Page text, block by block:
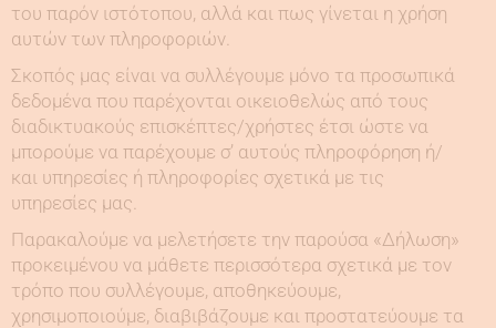
του παρόν ιστότοπου, αλλά και πως γίνεται η χρήση
αυτών των πληροφοριών.
Σκοπός μας είναι να συλλέγουμε μόνο τα προσωπικά
δεδομένα που παρέχονται οικειοθελώς από τους
διαδικτυακούς επισκέπτες/χρήστες έτσι ώστε να
μπορούμε να παρέχουμε σ’ αυτούς πληροφόρηση ή/
και υπηρεσίες ή πληροφορίες σχετικά με τις
υπηρεσίες μας.
Παρακαλούμε να μελετήσετε την παρούσα «Δήλωση»
προκειμένου να μάθετε περισσότερα σχετικά με τον
τρόπο που συλλέγουμε, αποθηκεύουμε,
χρησιμοποιούμε, διαβιβάζουμε και προστατεύουμε τα